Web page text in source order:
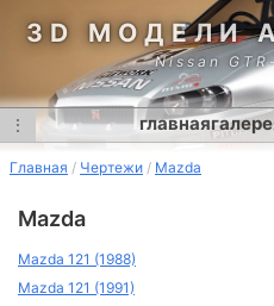
3D МОДЕЛИ
Nissan
⋮ главная
Главная Чертежи Mazda
Mazda
Mazda 121 (1988)
Mazda 121 (1991)